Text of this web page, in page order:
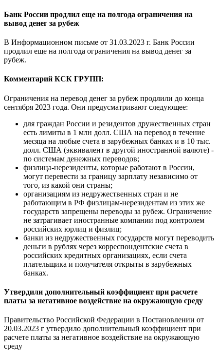
Банк России продлил еще на полгода ограничения на
вывод денег за рубеж
В Информационном письме от 31.03.2023 г. Банк России
продлил еще на полгода ограничения на вывод денег за
рубеж.
Комментарий КСК ГРУПП:
Ограничения на перевод денег за рубеж продлили до конца
сентября 2023 года. Они предусматривают следующее:
для граждан России и резидентов дружественных стран
есть лимиты в 1 млн долл. США на перевод в течение
месяца на любые счета в зарубежных банках и в 10 тыс.
долл. США (эквивалент в другой иностранной валюте) -
по системам денежных переводов;
физлица-нерезиденты, которые работают в России,
могут перевести за границу зарплату независимо от
того, из какой они страны;
организациям из недружественных стран и не
работающим в РФ физлицам-нерезидентам из этих же
государств запрещены переводы за рубеж. Ограничение
не затрагивает иностранные компании под контролем
российских юрлиц и физлиц;
банки из недружественных государств могут переводить
деньги в рублях через корреспондентские счета в
российских кредитных организациях, если счета
плательщика и получателя открыты в зарубежных
банках.
Утвердили дополнительный коэффициент при расчете
платы за негативное воздействие на окружающую среду
Правительство Российской Федерации в Постановлении от
20.03.2023 г утвердило дополнительный коэффициент при
расчете платы за негативное воздействие на окружающую
среду